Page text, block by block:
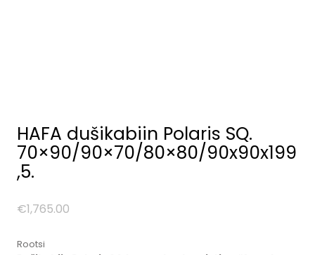
HAFA dušikabiin Polaris SQ.
70×90/90×70/80×80/90x90x199
,5.
€1,765.00
Rootsi